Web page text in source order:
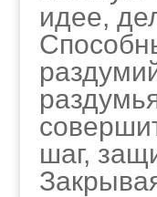
идее,
шаг,